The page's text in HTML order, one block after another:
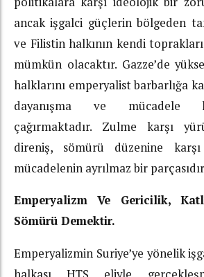
ancak işgalci güçlerin bölgeden
ve Filistin halkının kendi
mümkün olacaktır. Gazze’de
halklarını emperyalist barbarlığa
dayanışma ve mücadele
çağırmaktadır. Zulme karşı
direniş, sömürü düzenine
mücadelenin ayrılmaz bir
Emperyalizm Ve Gericilik,
Sömürü Demektir.
Emperyalizmin Suriye’ye yönelik